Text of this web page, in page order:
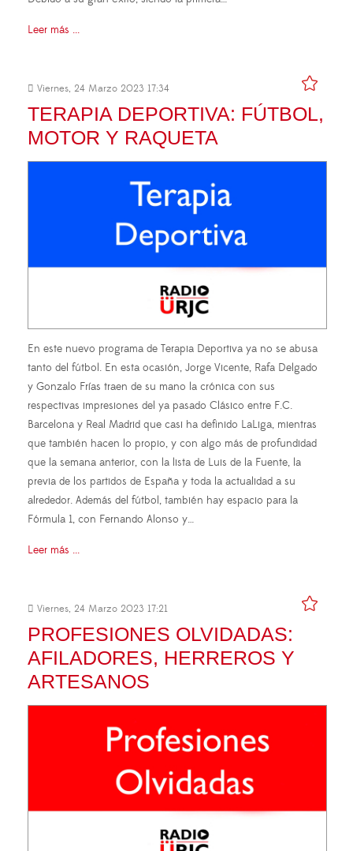
Leer más ...
Viernes, 24 Marzo 2023 17:34
TERAPIA DEPORTIVA: FÚTBOL,
MOTOR Y RAQUETA
En este nuevo programa de Terapia Deportiva ya no se abusa
tanto del fútbol. En esta ocasión, Jorge Vicente, Rafa Delgado
y Gonzalo Frías traen de su mano la crónica con sus
respectivas impresiones del ya pasado Clásico entre F.C.
Barcelona y Real Madrid que casi ha definido LaLiga, mientras
que también hacen lo propio, y con algo más de profundidad
que la semana anterior, con la lista de Luis de la Fuente, la
previa de los partidos de España y toda la actualidad a su
alrededor. Además del fútbol, también hay espacio para la
Fórmula 1, con Fernando Alonso y…
Leer más ...
Viernes, 24 Marzo 2023 17:21
PROFESIONES OLVIDADAS:
AFILADORES, HERREROS Y
ARTESANOS